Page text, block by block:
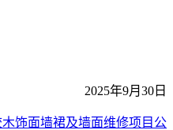
2025年9月 30 日
饰面墙裙及墙面维修项目公